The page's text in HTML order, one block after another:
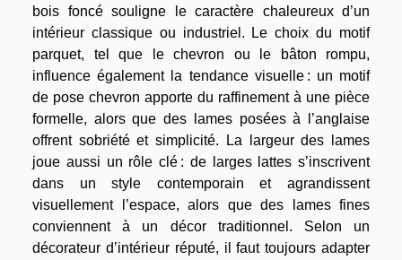
bois foncé souligne le caractère chaleureux d’un
intérieur classique ou industriel. Le choix du motif
parquet, tel que le chevron ou le bâton rompu,
influence également la tendance visuelle : un motif
de pose chevron apporte du raffinement à une pièce
formelle, alors que des lames posées à l’anglaise
offrent sobriété et simplicité. La largeur des lames
joue aussi un rôle clé : de larges lattes s’inscrivent
dans un style contemporain et agrandissent
visuellement l’espace, alors que des lames fines
conviennent à un décor traditionnel. Selon un
décorateur d’intérieur réputé, il faut toujours adapter